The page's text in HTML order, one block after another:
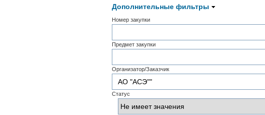
Дополнительные фильтры
Номер закупки
Предмет закупки
Организатор/Заказчик
Статус